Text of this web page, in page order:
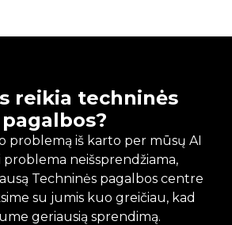
reikia techninės
pagalbos?
problemą iš karto per mūsų AI
problema neišsprendžiama,
Techninės pagalbos centre
su jumis kuo greičiau, kad
geriausią sprendimą.